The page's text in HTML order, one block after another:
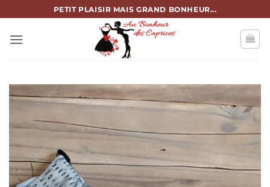
au
contenu
PETIT PLAISIR MAIS GRAND BONHEUR...